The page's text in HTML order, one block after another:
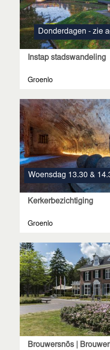
Donderdagen - zie
Instap stadswandeling
Groenlo
Woensdag 13.30 &
Kerkerbezichtiging
Groenlo
Brouwersnös |